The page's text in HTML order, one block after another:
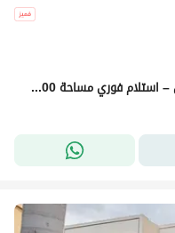
للبيع | تاون هاوس ميدل في كمبوند وصال – استلام فوري مساحة 400 متر